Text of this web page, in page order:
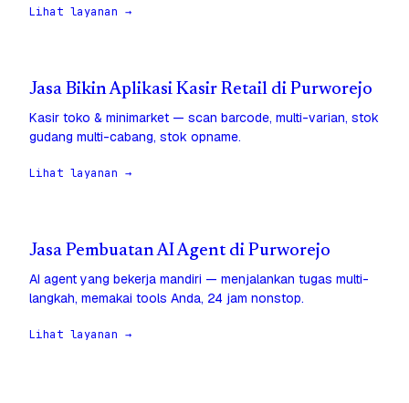
Lihat layanan →
Jasa Bikin Aplikasi Kasir Retail di Purworejo
Kasir toko & minimarket — scan barcode, multi-varian, stok
gudang multi-cabang, stok opname.
Lihat layanan →
Jasa Pembuatan AI Agent di Purworejo
AI agent yang bekerja mandiri — menjalankan tugas multi-
langkah, memakai tools Anda, 24 jam nonstop.
Lihat layanan →